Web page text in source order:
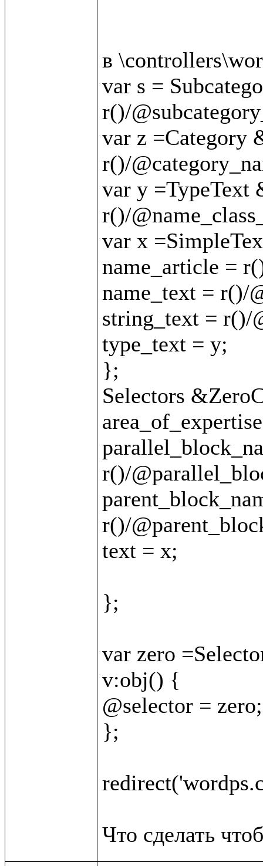
в
var s =
r()/
var z =Category
r()/
var y =TypeText
r()/
var x
name_article =
name_text = r()/
string_text = r()/
type_text = y;
};
Selectors
r()/
r()/
text = x;
};
var zero
v:obj() {
@selector = zero;
};